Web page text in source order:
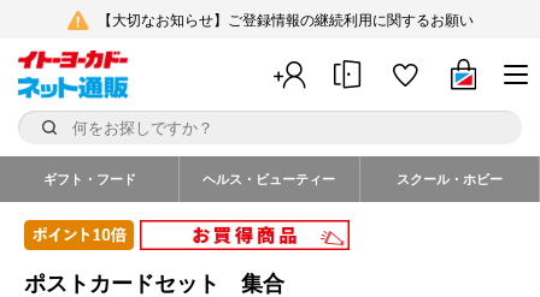
【大切なお知らせ】ご登録情報の継続利用に関するお願い
ギフト・フード ヘルス・ビューティー スクール・ホビー
ポストカードセット 集合